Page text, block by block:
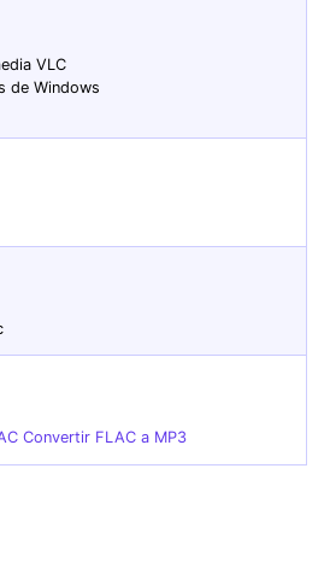
VLC
de Windows
Convertir FLAC a MP3